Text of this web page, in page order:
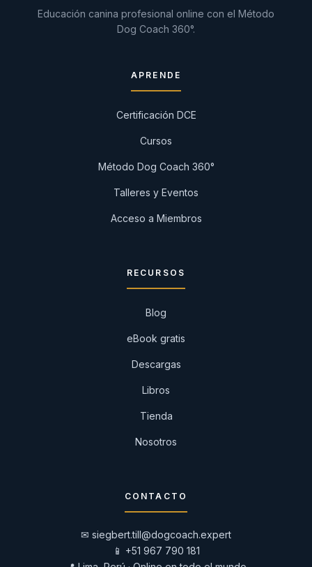
Educación canina profesional online con el Método
Dog Coach 360°.
APRENDE
Certificación DCE
Cursos
Método Dog Coach 360°
Talleres y Eventos
Acceso a Miembros
RECURSOS
Blog
eBook gratis
Descargas
Libros
Tienda
Nosotros
CONTACTO
✉ siegbert.till@dogcoach.expert
📱 +51 967 790 181